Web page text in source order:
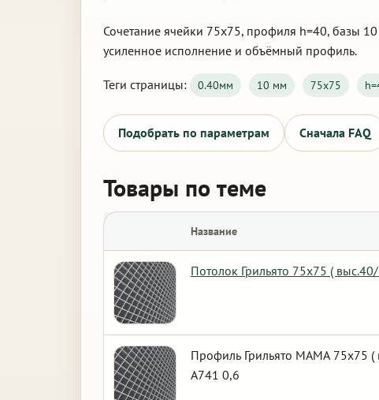
Сочетание ячейки 75х75, профиля h=40, базы
усиленное исполнение и объёмный профиль.
Теги страницы: 0.40мм 10 мм 75х75
Подобрать по параметрам Сначала FAQ
Товары по теме
Название
Потолок Грильято 75х75 (
Профиль Грильято МАМА 75х75
А741 0,6